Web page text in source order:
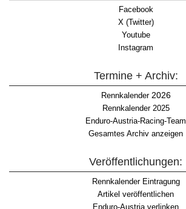
Facebook
X (Twitter)
Youtube
Instagram
Termine + Archiv:
Rennkalender2026
Rennkalender 2025
Enduro-Austria-Racing-Team
Gesamtes Archiv anzeigen
Veröffentlichungen:
Rennkalender Eintragung
Artikel veröffentlichen
Enduro-Austria verlinken